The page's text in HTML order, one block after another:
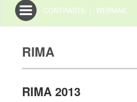
Toggle
navigation
CONTRASTE | WEBMAIL
RIMA
RIMA 2013